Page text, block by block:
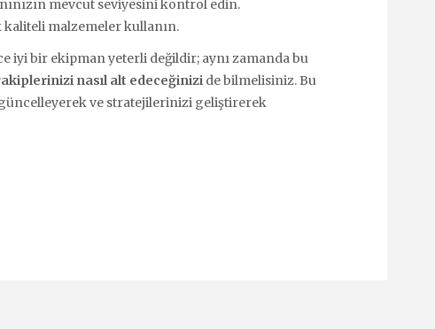
mevcut seviyesini kontrol edin.
kaliteli malzemeler kullanın.
iyi bir ekipman yeterli değildir; aynı zamanda bu
nasıl alt edeceğinizi de bilmelisiniz. Bu
ve stratejilerinizi geliştirerek